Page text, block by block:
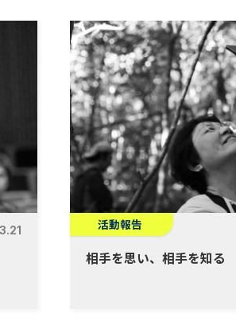
活動報告
相手を思い、相手を知る